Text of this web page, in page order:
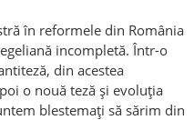
în reformele din România
incompletă. Într-o
din acestea
o nouă teză şi evoluţia
blestemaţi să sărim din